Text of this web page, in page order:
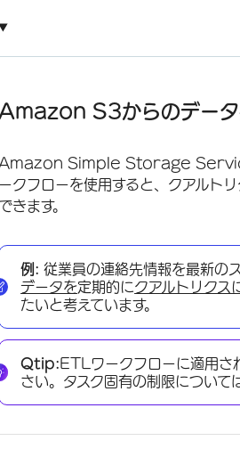
始める前に
Amazon S3からのデータ抽出タスクの
Amazon S3からのデータ
Amazon Simple Storage Service
ークフローを使用すると、クアルト
できます。
例: 従業員の連絡先情報を最新の
データを定期的にクアルトリクス
たいと考えています。
Qtip:ETLワークフローに適用さ
さい。タスク固有の制限について